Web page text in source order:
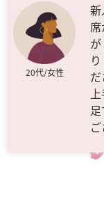
20代/女性
新